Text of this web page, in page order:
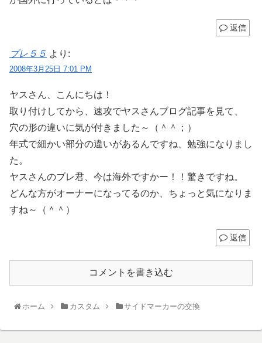
返信
ブレ５５ より:
2008年3月25日 7:01 PM
ヤスさん、こんにちは！
取り付けしてから、速攻でヤスさんブログ記事を見て、
穴の形の違いに気が付きました～（＾＾；）
年式で細かい部分の違いがあるんですね、勉強になりまし
た。
ヤスさんのブレ君、今は海外ですかー！！驚きですね。
どんな方がオーナーになってるのか、ちょっと気になりま
すね～（＾＾）
返信
コメントを書き込む
ホーム カスタム サイドマーカーの交換